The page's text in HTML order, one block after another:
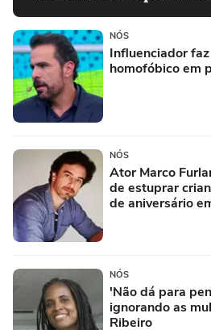
NÓS
Influenciador
homofóbico em
NÓS
Ator Marco
de estuprar
de aniversário
NÓS
'Não dá para
ignorando as
Ribeiro